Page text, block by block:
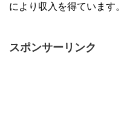
により収入を得ています。
スポンサーリンク